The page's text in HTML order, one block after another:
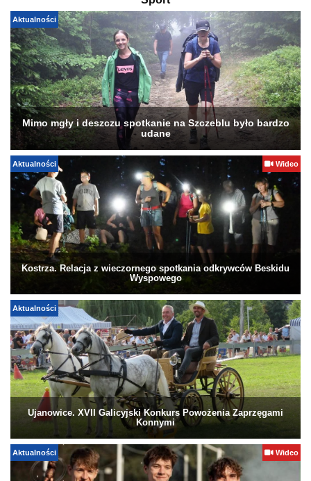
Aktualności
Mimo mgły i deszczu spotkanie na Szczeblu było bardzo
udane
Aktualności Wideo
Kostrza. Relacja z wieczornego spotkania odkrywców Beskidu
Wyspowego
Aktualności
Ujanowice. XVII Galicyjski Konkurs Powożenia Zaprzęgami
Konnymi
Aktualności Wideo